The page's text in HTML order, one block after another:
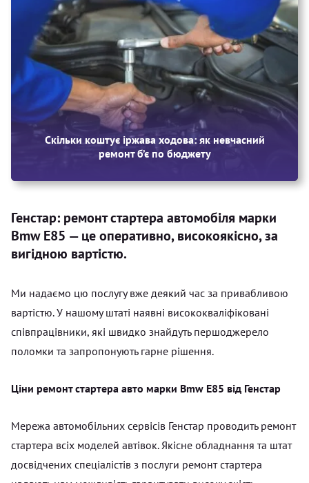
Скільки коштує іржава ходова: як невчасний
ремонт б’є по бюджету
Генстар: ремонт стартера автомобіля марки
Bmw E85 — це оперативно, високоякісно, за
вигідною вартістю.
Ми надаємо цю послугу вже деякий час за привабливою
вартістю. У нашому штаті наявні висококваліфіковані
співпрацівники, які швидко знайдуть першоджерело
поломки та запропонують гарне рішення.
Ціни ремонт стартера авто марки Bmw E85 від Генстар
Мережа автомобільних сервісів Генстар проводить ремонт
стартера всіх моделей автівок. Якісне обладнання та штат
досвідчених спеціалістів з послуги ремонт стартера